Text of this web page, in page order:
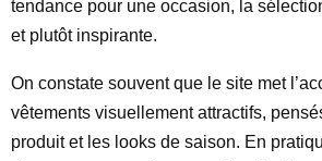
tendance pour une occasion, la
et plutôt inspirante.
On constate souvent que le site met
vêtements visuellement attractifs,
produit et les looks de saison. En